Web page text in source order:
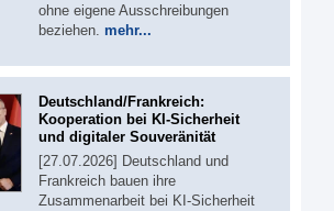
ohne eigene Ausschreibungen
beziehen. mehr...
Deutschland/Frankreich:
Kooperation bei KI-Sicherheit
und digitaler Souveränität
[27.07.2026] Deutschland und
Frankreich bauen ihre
Zusammenarbeit bei KI-Sicherheit